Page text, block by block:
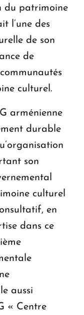
du patrimoine
l’une des
de son
de
culturel.
arménienne
durable
son
culturel
en
dans ce
aussi
« Centre